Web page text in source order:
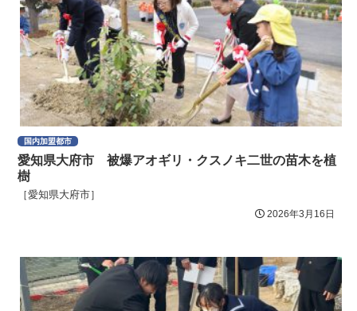
国内加盟都市
愛知県大府市 被爆アオギリ・クスノキ二世の苗木を植
樹
［愛知県大府市］
2026年3月16日